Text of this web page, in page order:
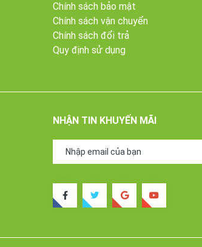
Với thành phần nguyên liệu thuần chay từ thực vật,
cho người ăn chay. Sản phẩm Ốc Bươu chay
Chính sách bảo mật
Chính sách vận chuyển
Chính sách đổi trả
Quy định sử dụng
NHẬN TIN KHUYẾN MÃI